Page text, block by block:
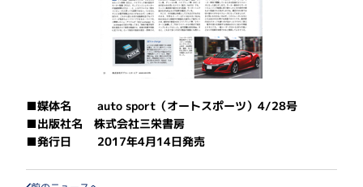
■媒体名 auto sport（オートスポーツ）4/28号
■出版社名 株式会社三栄書房
■発行日 2017年4月14日発売